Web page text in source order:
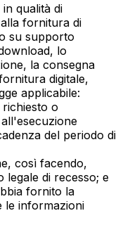
qualità di
fornitura di
su supporto
lo
la consegna
digitale,
applicabile:
o
del periodo di
così facendo,
legale di recesso; e
fornito la
le informazioni